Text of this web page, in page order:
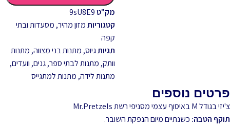
מק"ט9sU8E9
קטגוריותמזון מהיר, מסעדות ובתי
קפה
תגיותגיוס, מתנות בני מצווה, מתנות
וותק, מתנות לבתי ספר, גנים, וועדים,
מתנות לידה, מתנות למתגייס
פרטים נוספים
צ'יזי בגודל M באיסוף עצמי מסניפי רשת Mr.Pretzels
תוקף הטבה: כשנתיים מיום הנפקת השובר.